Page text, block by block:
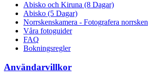
Abisko och Kiruna (8 Dagar)
Abisko (5 Dagar)
Norrskenskamera - Fotografera norrsken
Våra fotoguider
FAQ
Bokningsregler
Användarvillkor